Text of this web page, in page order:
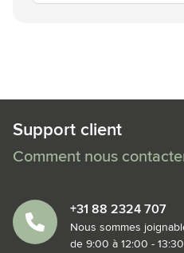
Support client
Comment nous
+31 88 2324 707
Nous sommes
de 9:00 à 12:00 -